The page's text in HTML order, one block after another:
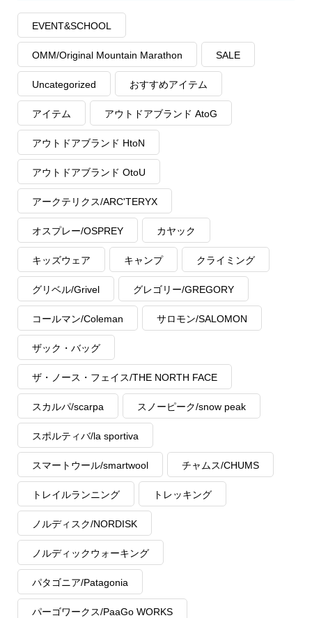
EVENT&SCHOOL
OMM/Original Mountain Marathon SALE
Uncategorized おすすめアイテム
アイテム アウトドアブランド AtoG
アウトドアブランド HtoN
アウトドアブランド OtoU
アークテリクス/ARC'TERYX
オスプレー/OSPREY カヤック
キッズウェア キャンプ クライミング
グリベル/Grivel グレゴリー/GREGORY
コールマン/Coleman サロモン/SALOMON
ザック・バッグ
ザ・ノース・フェイス/THE NORTH FACE
スカルパ/scarpa スノーピーク/snow peak
スポルティバ/la sportiva
スマートウール/smartwool チャムス/CHUMS
トレイルランニング トレッキング
ノルディスク/NORDISK
ノルディックウォーキング
パタゴニア/Patagonia
パーゴワークス/PaaGo WORKS